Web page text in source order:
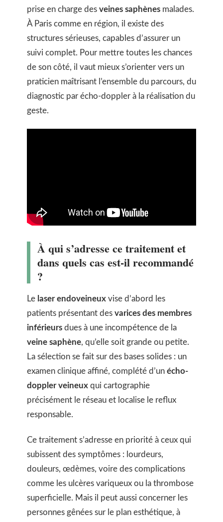
prise en charge des veines saphènes malades.
À Paris comme en région, il existe des
structures sérieuses, capables d’assurer un
suivi complet. Pour mettre toutes les chances
de son côté, il vaut mieux s’orienter vers un
praticien maîtrisant l’ensemble du parcours, du
diagnostic par écho-doppler à la réalisation du
geste.
À qui s’adresse ce traitement et
dans quels cas est-il recommandé
?
Le laser endoveineux vise d’abord les
patients présentant des varices des membres
inférieurs dues à une incompétence de la
veine saphène, qu’elle soit grande ou petite.
La sélection se fait sur des bases solides : un
examen clinique affiné, complété d’un écho-
doppler veineux qui cartographie
précisément le réseau et localise le reflux
responsable.
Ce traitement s’adresse en priorité à ceux qui
subissent des symptômes : lourdeurs,
douleurs, œdèmes, voire des complications
comme les ulcères variqueux ou la thrombose
superficielle. Mais il peut aussi concerner les
personnes gênées sur le plan esthétique, à